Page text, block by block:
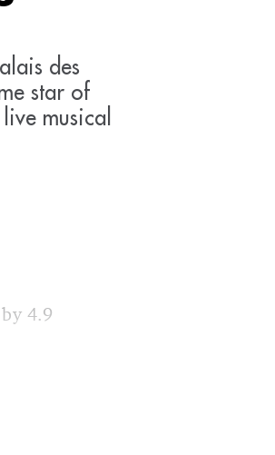
des
star of
musical
4.9